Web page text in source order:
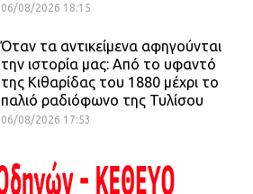
06/08/2026 18:15
Όταν τα αντικείμενα αφηγούνται
την ιστορία μας: Από το υφαντό
της Κιθαρίδας του 1880 μέχρι το
παλιό ραδιόφωνο της Τυλίσου
06/08/2026 17:53